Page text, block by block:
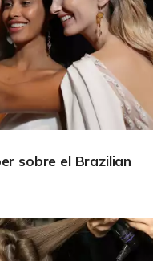
sobre el Brazilian